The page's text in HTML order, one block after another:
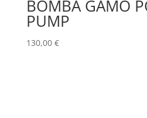
BOMBA GAMO
PUMP
130,00 €